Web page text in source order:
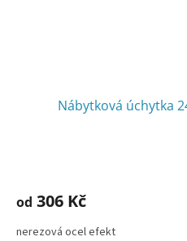
Nábytková úchytka
od 306 Kč
nerezová ocel efekt